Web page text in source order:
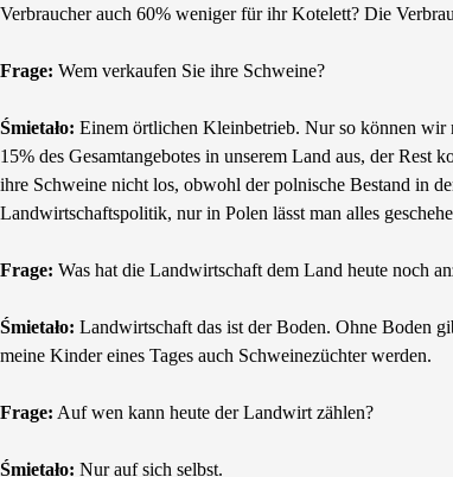
Verbraucher auch 60% weniger für ihr Kotelett? Die
Frage: Wem verkaufen Sie ihre Schweine?
Śmietało: Einem örtlichen Kleinbetrieb. Nur so können wir
15% des Gesamtangebotes in unserem Land aus, der
ihre Schweine nicht los, obwohl der polnische Bestand in
Landwirtschaftspolitik, nur in Polen lässt man alles
Frage: Was hat die Landwirtschaft dem Land heute noch
Śmietało: Landwirtschaft das ist der Boden. Ohne Boden
meine Kinder eines Tages auch Schweinezüchter werden.
Frage: Auf wen kann heute der Landwirt zählen?
Śmietało: Nur auf sich selbst.